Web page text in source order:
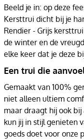
Beeld je in: op deze
Kersttrui dicht bij je
Rendier - Grijs
de winter en de
elke keer dat je deze
Een trui die
Gemaakt van 100%
niet alleen ultiem
maar draagt hij ook
kun jij in stijl genieten
goeds doet voor onze